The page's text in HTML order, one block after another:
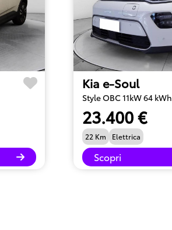
Kia e-Soul
Style OBC 11kW 64 kWh
23.400 €
22 Km Elettrica
Scopri